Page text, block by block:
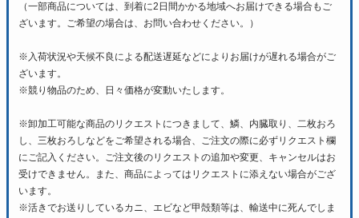
（一部商品については、到着に2日間かかる地域へお届けできる場合もご
ざいます。ご希望の場合は、お問い合わせください。）
※入荷状況や天候不良による配送遅延などによりお届けが遅れる場合がご
ざいます。
※競り物品のため、日々価格が変動いたします。
※卸加工可能な商品のリクエストにつきまして、鱗、内臓取り、二枚おろ
し、三枚おろしなどをご希望される場合、ご注文の際に必ずリクエスト欄
にご記入ください。ご注文後のリクエストの追加や変更、キャンセルはお
受けできません。また、商品によってはリクエストに添えない場合がござ
います。
※活きでお送りしているカニ、エビなど甲殻類等は、輸送中に死んでしま